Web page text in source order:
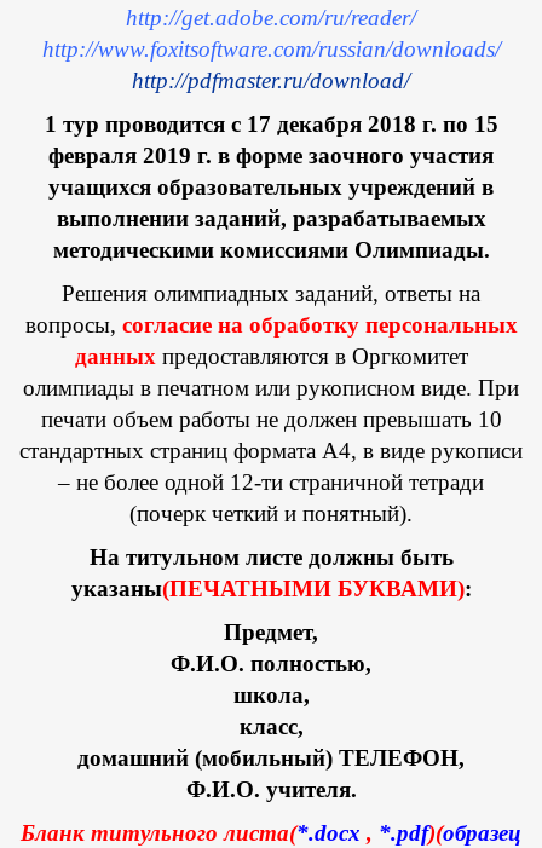
http://get.adobe.com/ru/reader/
http://www.foxitsoftware.com/russian/downloads/
http://pdfmaster.ru/download/
1 тур проводится с 17 декабря 2018 г. по 15
февраля 2019 г. в форме заочного участия
учащихся образовательных учреждений в
выполнении заданий, разрабатываемых
методическими комиссиями Олимпиады.
Решения олимпиадных заданий, ответы на
вопросы, согласие на обработку персональных
данных предоставляются в Оргкомитет
олимпиады в печатном или рукописном виде. При
печати объем работы не должен превышать 10
стандартных страниц формата А4, в виде рукописи
– не более одной 12-ти страничной тетради
(почерк четкий и понятный).
На титульном листе должны быть
указаны(ПЕЧАТНЫМИ БУКВАМИ):
Предмет,
Ф.И.О. полностью,
школа,
класс,
домашний (мобильный) ТЕЛЕФОН,
Ф.И.О. учителя.
Бланк титульного листа(*.docx , *.pdf)(образец